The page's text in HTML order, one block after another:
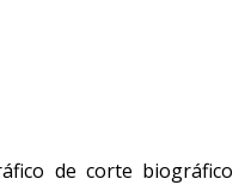
de corte biográfico